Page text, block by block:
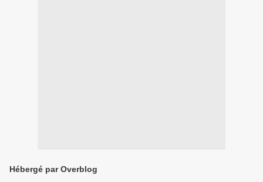
Hébergé par Overblog